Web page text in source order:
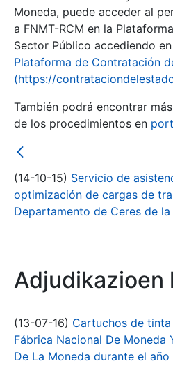
Erakutsi/Ezkutatu
Moneda, puede acceder al
a FNMT-RCM en la
Sector Público accediendo
Plataforma de Contratación
(https://
También podrá encontrar
de los procedimientos en
(14-10-15) Servicio de
optimización de cargas de
Departamento de Ceres de la
Adjudikazioen
(13-07-16) Cartuchos de
Fábrica Nacional De Moneda
De La Moneda durante el año